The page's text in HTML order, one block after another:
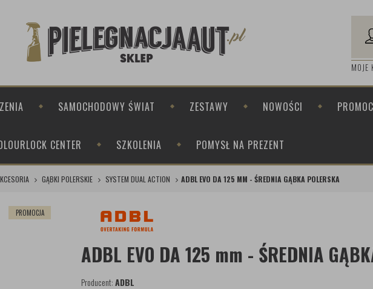
MOJE
SAMOCHODOWY ŚWIAT ZESTAWY NOWOŚCI
CENTER SZKOLENIA POMYSŁ NA PREZENT
GĄBKI POLERSKIE SYSTEM DUAL ACTION ADBL EVO DA 125 MM - ŚREDNIA GĄBKA POLERSKA
PROMOCJA
ADBL EVO DA 125 mm - ŚREDNIA
Producent:ADBL